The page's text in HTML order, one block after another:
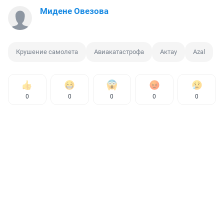
Мидене Овезова
Крушение самолета Авиакатастрофа Актау Azal
0 0 0 0 0